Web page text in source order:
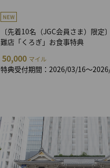
〔先着10名（JGC会員さま）限定
難店「くろぎ」お食事特典
50,000 マイル
特典受付期間：2026/03/16～